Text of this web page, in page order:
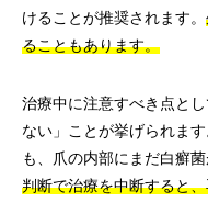
けることが推奨されます。
ることもあります。
治療中に注意すべき点と
ない」ことが挙げられま
も、爪の内部にまだ白癬
判断で治療を中断すると